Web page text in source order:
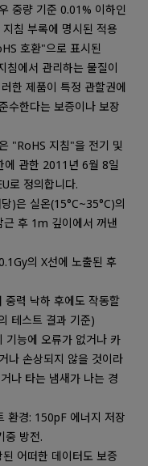
중량 기준 0.01% 이하인
침 부록에 명시된 적용
호환"으로 표시된
에서 관리하는 물질이
한 제품이 특정 관할권에
수한다는 보증이나 보장
"RoHS 지침"을 전기 및
에 관한 2011년 6월 8일
로 정의합니다.
)은 실온(15°C~35°C)의
후 1m 깊이에서 꺼낸
의 X선에 노출된 후
력 낙하 후에도 작동할
테스트 결과 기준)
능에 오류가 없거나 카
나 손상되지 않을 것이라
나 타는 냄새가 나는 경
환경: 150pF 에너지 저장
중 방전.
어떠한 데이터도 보증